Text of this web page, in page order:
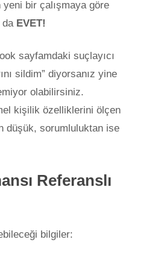
yeni bir çalışmaya göre
da EVET!
sayfamdaki suçlayıcı
sildim” diyorsanız yine
olabilirsiniz.
kişilik özelliklerini ölçen
düşük, sorumluluktan ise
Referanslı
bilgiler: